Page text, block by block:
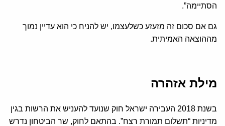
הסתיימה”.
גם אם סכום זה מזעזע כשלעצמו, יש להניח כי הוא עדיין נמוך
מההוצאה האמיתית.
מילת אזהרה
בשנת 2018 העבירה ישראל חוק שנועד להעניש את הרשות בגין
מדיניות “תשלום תמורת רצח”. בהתאם לחוק, שר הביטחון נדרש